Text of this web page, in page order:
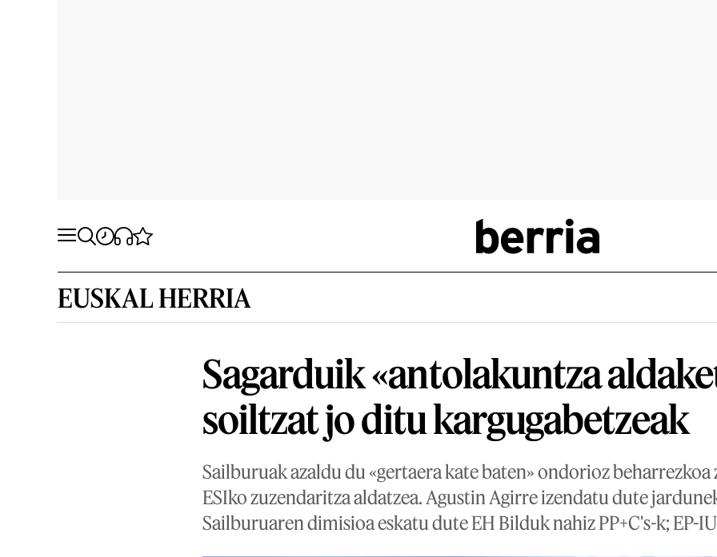
EUSKAL HERRIA
Sagarduik «antolakuntza
soiltzat jo ditu kargugabetzeak
Sailburuak azaldu du «gertaera kate baten» ondorioz
ESIko zuzendaritza aldatzea. Agustin Agirre izendatu dute
Sailburuaren dimisioa eskatu dute EH Bilduk nahiz PP+C's-k; EP-